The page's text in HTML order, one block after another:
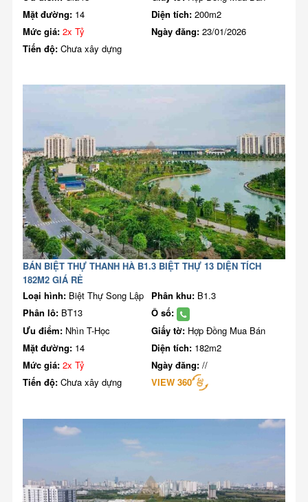
Mặt đường: 14 Diện tích: 200m2
Mức giá: 2x Tỷ Ngày đăng: 23/01/2026
Tiến độ: Chưa xây dựng
BÁN BIỆT THỰ THANH HÀ B1.3 BIỆT THỰ 13 DIỆN TÍCH
182M2 GIÁ RẺ
Loại hình: Biệt Thự Song Lập Phân khu: B1.3
Phân lô: BT13
Ô số:
Ưu điểm: Nhìn T-Học Giấy tờ: Hợp Đồng Mua Bán
Mặt đường: 14 Diện tích: 182m2
Mức giá: 2x Tỷ Ngày đăng: //
Tiến độ: Chưa xây dựng VIEW 360